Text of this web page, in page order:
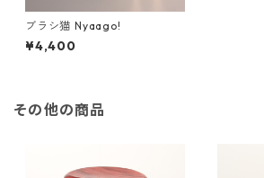
ブラシ猫 Nyaago!
¥4,400
その他の商品